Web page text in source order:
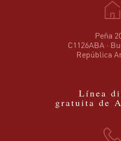
Peña
C1126ABA ·
República
Línea
gratuita de